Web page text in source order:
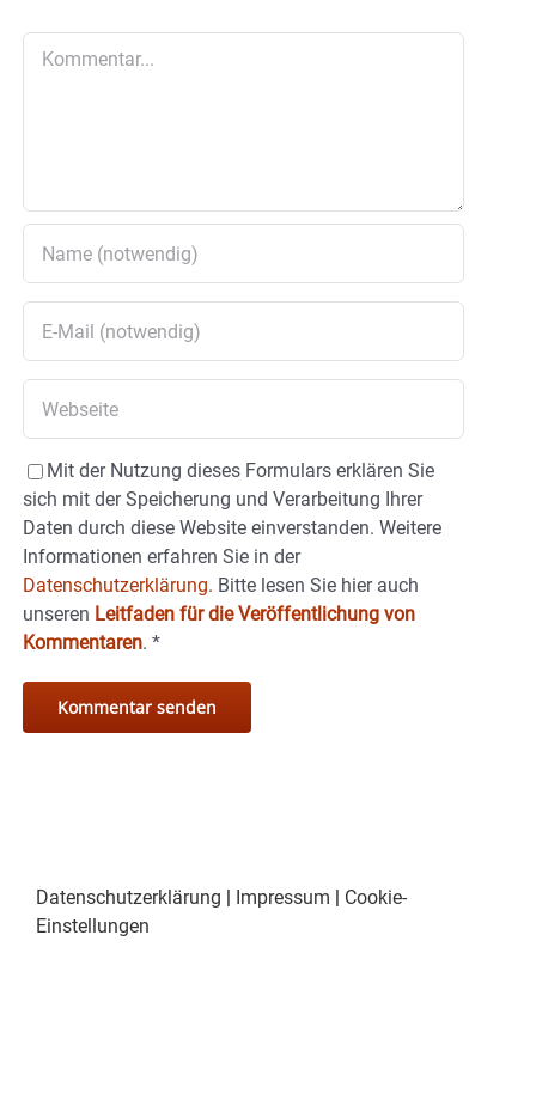
Mit der Nutzung dieses Formulars erklären Sie
sich mit der Speicherung und Verarbeitung Ihrer
Daten durch diese Website einverstanden. Weitere
Informationen erfahren Sie in der
Datenschutzerklärung. Bitte lesen Sie hier auch
unseren Leitfaden für die Veröffentlichung von
Kommentaren. *
Datenschutzerklärung Impressum
Cookie-
Einstellungen